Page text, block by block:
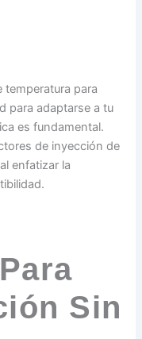
para
para adaptarse a tu
es fundamental.
de inyección de
enfatizar la
Sin